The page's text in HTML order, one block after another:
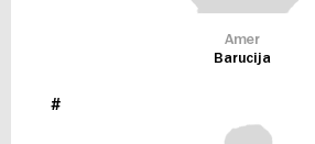
Amer
Barucija
#